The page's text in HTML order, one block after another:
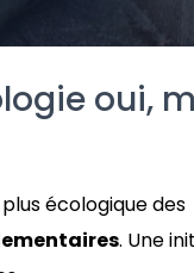
oui,
écologique des
. Une